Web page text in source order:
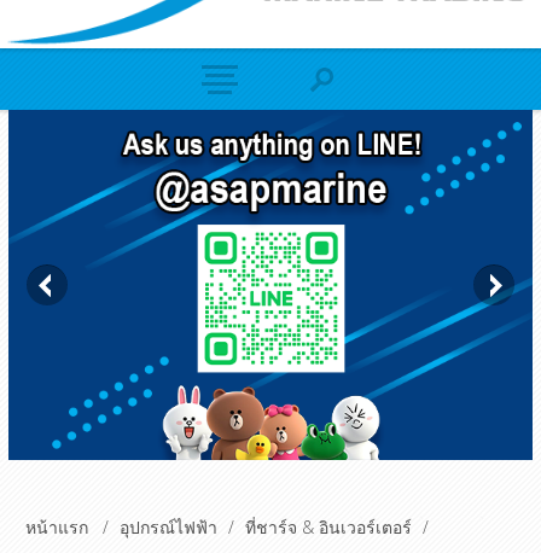
หน้าแรก / อุปกรณ์ไฟฟ้า / ที่ชาร์จ & อินเวอร์เตอร์ /